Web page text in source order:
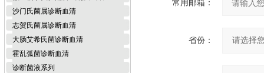
沙门氏菌属诊断血清
志贺氏菌属诊断血清
大肠艾希氏菌诊断血清
霍乱弧菌诊断血清
诊断菌液系列
常用邮箱：
省份：